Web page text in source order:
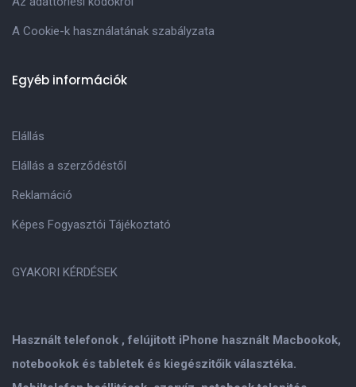
Használt telefonok , felújitott iPhone használt Macbookok,
notebookok és tabletek és kiegészitőik választéka.
A Cookie-k használatának szabályzata
Egyéb információk
Elállás
Elállás a szerződéstől
Reklamáció
Képes Fogyasztói Tájékoztató
GYAKORI KÉRDÉSEK